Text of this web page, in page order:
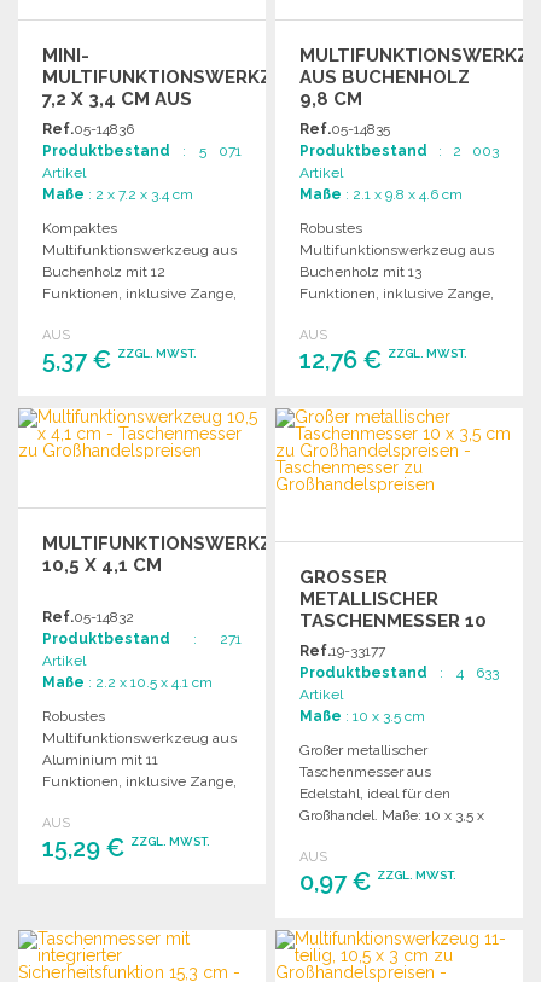
MINI-
MULTIFUNKTIONSWERKZEUG
7,2 X 3,4 CM AUS
HOLZ
Ref.05-14836
Produktbestand : 5 071
Artikel
Maße : 2 x 7.2 x 3.4 cm
Kompaktes
Multifunktionswerkzeug aus
Buchenholz mit 12
Funktionen, inklusive Zange,
Schraubendreher. Verpackt in
einer Geschenkbox.
AUS
5,37 € ZZGL. MWST.
BESTELLEN
Angebot anfordern
AUS BUCHENHOLZ
9,8 CM
Ref.05-14835
Produktbestand : 2 003
Artikel
Maße : 2.1 x 9.8 x 4.6 cm
Robustes
Multifunktionswerkzeug aus
Buchenholz mit 13
Funktionen, inklusive Zange,
Schraubendreher. Verpackt in
einer Geschenkbox.
AUS
12,76 € ZZGL. MWST.
BESTELLEN
Angebot anfordern
MULTIFUNKTIONSWERKZEUG
10,5 X 4,1 CM
Ref.05-14832
Produktbestand : 271
Artikel
Maße : 2.2 x 10.5 x 4.1 cm
Robustes
Multifunktionswerkzeug aus
Aluminium mit 11
Funktionen, inklusive Zange,
und weiteren praktischen
Werkzeugen.
AUS
15,29 € ZZGL. MWST.
Angebot anfordern
GROSSER M
ETALLISCHER T
ASCHENMESSER 10 X
3,5 CM
Ref.19-33177
Produktbestand : 4 633
Artikel
Maße : 10 x 3.5 cm
Großer metallischer
Taschenmesser aus
Edelstahl, ideal für den
Großhandel. Maße: 10 x 3,5 x
AUS
0,97 € ZZGL. MWST.
BESTELLEN
Angebot anfordern